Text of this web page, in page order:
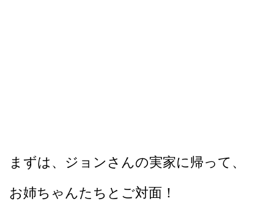
まずは、ジョンさんの実家に帰って、
お姉ちゃんたちとご対面！